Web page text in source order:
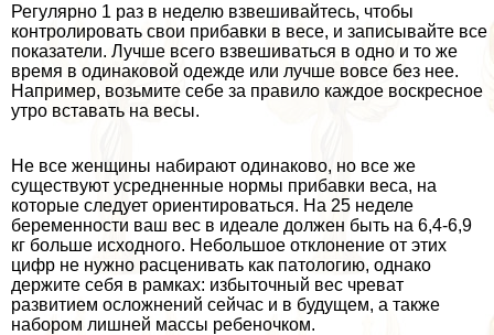
Регулярно 1 раз в неделю взвешивайтесь, чтобы
контролировать свои прибавки в весе, и записывайте все
показатели. Лучше всего взвешиваться в одно и то же
время в одинаковой одежде или лучше вовсе без нее.
Например, возьмите себе за правило каждое воскресное
утро вставать на весы.
Не все женщины набирают одинаково, но все же
существуют усредненные нормы прибавки веса, на
которые следует ориентироваться. На 25 неделе
беременности ваш вес в идеале должен быть на 6,4-6,9
кг больше исходного. Небольшое отклонение от этих
цифр не нужно расценивать как патологию, однако
держите себя в рамках: избыточный вес чреват
развитием осложнений сейчас и в будущем, а также
набором лишней массы ребеночком.